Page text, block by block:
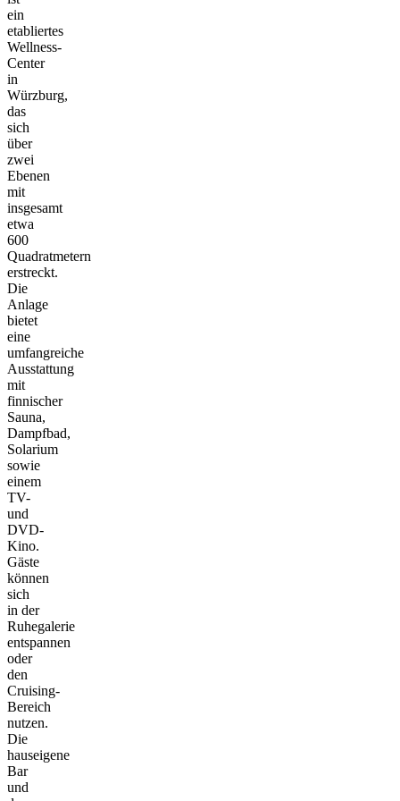
ein
etabliertes
Wellness-
Center
in
Würzburg,
das
sich
über
zwei
Ebenen
mit
insgesamt
etwa
600
Quadratmetern
erstreckt.
Die
Anlage
bietet
eine
umfangreiche
Ausstattung
mit
finnischer
Sauna,
Dampfbad,
Solarium
sowie
einem
TV-
und
DVD-
Kino.
Gäste
können
sich
in der
Ruhegalerie
entspannen
oder
den
Cruising-
Bereich
nutzen.
Die
hauseigene
Bar
und